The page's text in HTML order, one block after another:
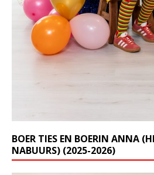
BOER TIES EN BOERIN ANNA
NABUURS) (2025-2026)